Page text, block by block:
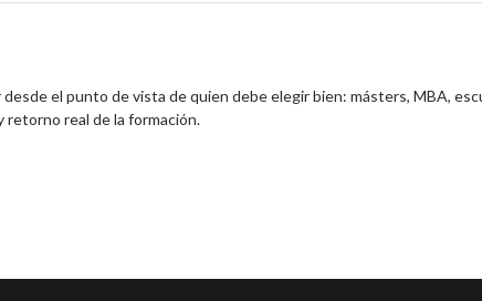
el punto de vista de quien debe elegir bien: másters, MBA,
retorno real de la formación.